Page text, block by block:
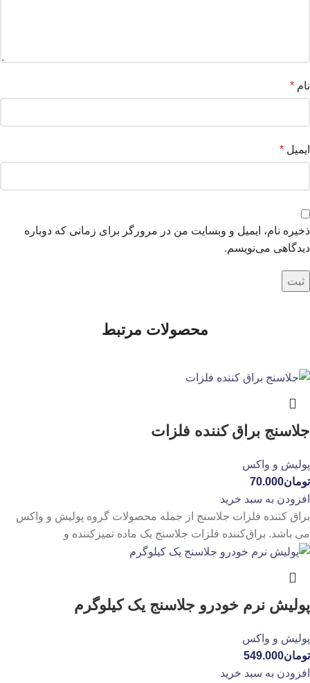
نام *
ایمیل *
ذخیره نام، ایمیل و وبسایت من در مرورگر برای زمانی که دوباره
دیدگاهی می‌نویسم.
محصولات مرتبط
جلاسنج براق کننده فلزات
پولیش و واکس
تومان70.000
افزودن به سبد خرید
براق کننده فلزات جلاسنج از جمله محصولات گروه پولیش و واکس
می باشد. براق‌کننده فلزات جلاسنج یک ماده تمیزکننده و
پولیش نرم خودرو جلاسنج یک کیلوگرم
پولیش و واکس
تومان549.000
افزودن به سبد خرید